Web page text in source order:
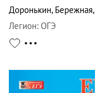
Доронькин, Бережная,
Легион: ОГЭ